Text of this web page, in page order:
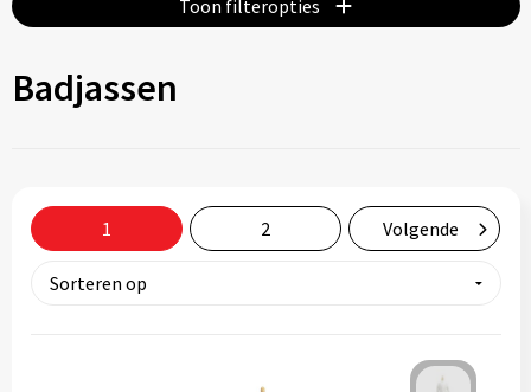
Kinderkleding
Relatiegeschenken
Stickers
Toon filteropties
Badjassen
1 2 Volgende